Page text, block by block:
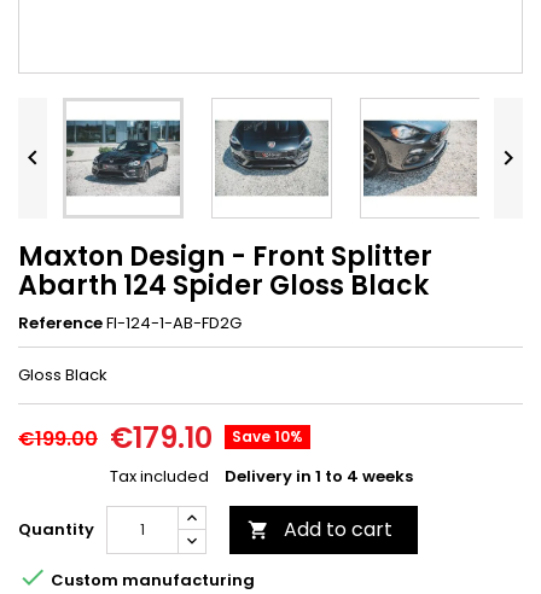
 
Maxton Design - Front Splitter
Abarth 124 Spider Gloss Black
ReferenceFI-124-1-AB-FD2G
Gloss Black
€199.00 €179.10 Save 10%
Tax included Delivery in 1 to 4 weeks
Quantity  Add to cart
 Custom manufacturing